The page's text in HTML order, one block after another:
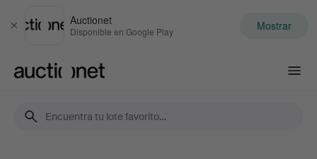
Cerrar
Auctionet
Disponible en Google Play Mostrar